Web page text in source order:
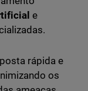
e
rápida e
os